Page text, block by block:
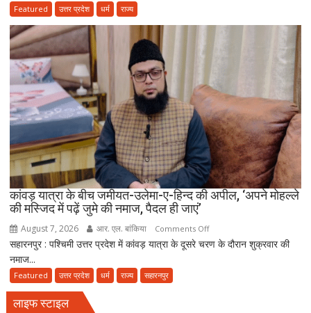
बयान
मुस्लिम
धर्मगुरुओं
की
आपत्ति,
मौलाना
राशिद
सिद्दीकी
ने
Featured उत्तर प्रदेश धर्म राज्य
कांवड़ यात्रा के बीच जमीयत-उलेमा-ए-हिन्द की अपील, ‘अपने मोहल्ले
की मस्जिद में पढ़ें जुमे की नमाज, पैदल ही जाएं’
August 7, 2026 आर. एल. बांकिया Comments Offon
कांवड़
सहारनपुर : पश्चिमी उत्तर प्रदेश में कांवड़ यात्रा के दूसरे चरण के दौरान शुक्रवार की
नमाज...
Featured उत्तर प्रदेश धर्म राज्य सहारनपुर
लाइफ स्टाइल